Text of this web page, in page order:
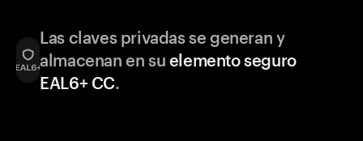
Las claves privadas se generan y
almacenan en su elemento seguro
EAL6+ CC.